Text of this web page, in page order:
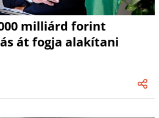
milliárd forint
át fogja alakítani